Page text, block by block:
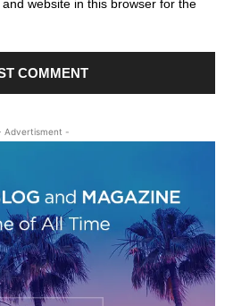
website in this browser for the
Advertisment -